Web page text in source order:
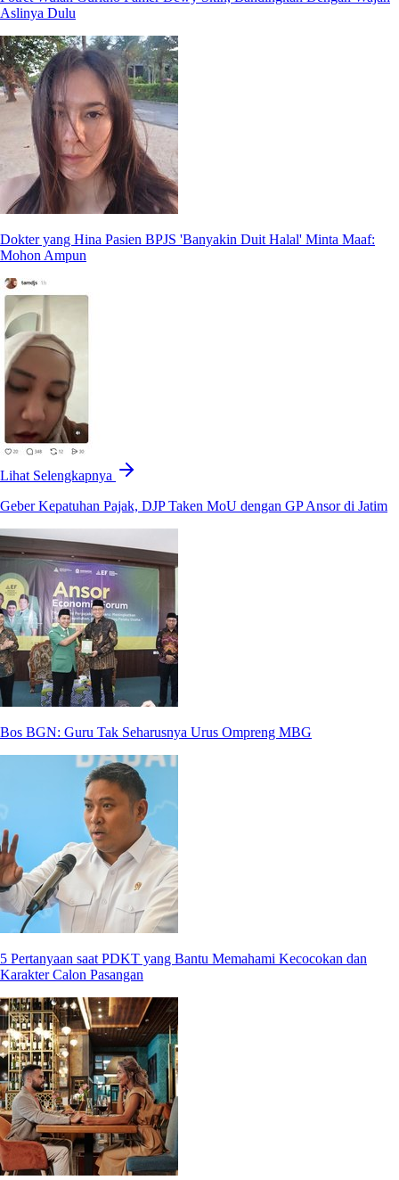
Aslinya Dulu
Dokter yang Hina Pasien BPJS 'Banyakin Duit Halal' Minta Maaf:
Mohon Ampun
Lihat Selengkapnya
Geber Kepatuhan Pajak, DJP Taken MoU dengan GP Ansor di Jatim
Bos BGN: Guru Tak Seharusnya Urus Ompreng MBG
5 Pertanyaan saat PDKT yang Bantu Memahami Kecocokan dan
Karakter Calon Pasangan